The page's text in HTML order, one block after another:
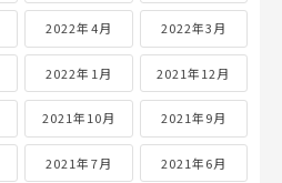
2022年4月 2022年3月
2022年1月 2021年12月
2021年10月 2021年9月
2021年7月 2021年6月